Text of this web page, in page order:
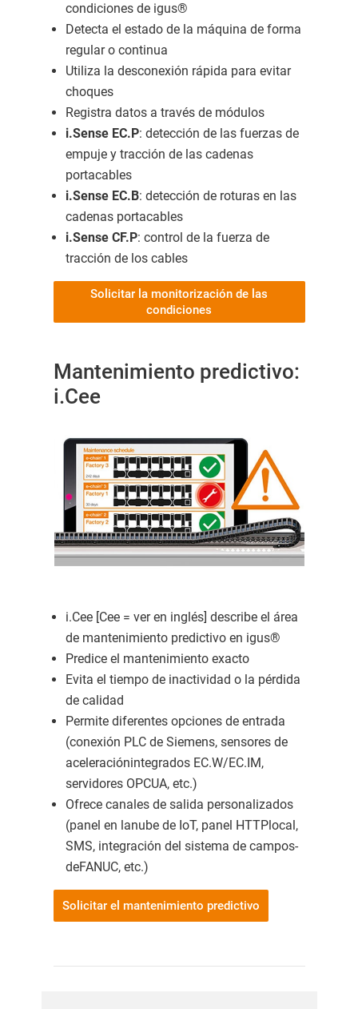
condiciones de igus®
Detecta el estado de la máquina de forma
regular o continua
Utiliza la desconexión rápida para evitar
choques
Registra datos a través de módulos
i.Sense EC.P: detección de las fuerzas de
empuje y tracción de las cadenas
portacables
i.Sense EC.B: detección de roturas en las
cadenas portacables
i.Sense CF.P: control de la fuerza de
tracción de los cables
Solicitar la monitorización de las
condiciones
Mantenimiento predictivo:
i.Cee
i.Cee [Cee = ver en inglés] describe el área
de mantenimiento predictivo en igus®
Predice el mantenimiento exacto
Evita el tiempo de inactividad o la pérdida
de calidad
Permite diferentes opciones de entrada
(conexión PLC­ de Siemens, sensores de
aceleración­integrados EC.W/EC.IM,
servidores OPC­UA­, etc.)
Ofrece canales de salida personalizados
(panel en la­nube de IoT, panel HTTP­local,
SMS, integración del sistema de campos­
de­FANUC, etc.)
Solicitar el mantenimiento predictivo